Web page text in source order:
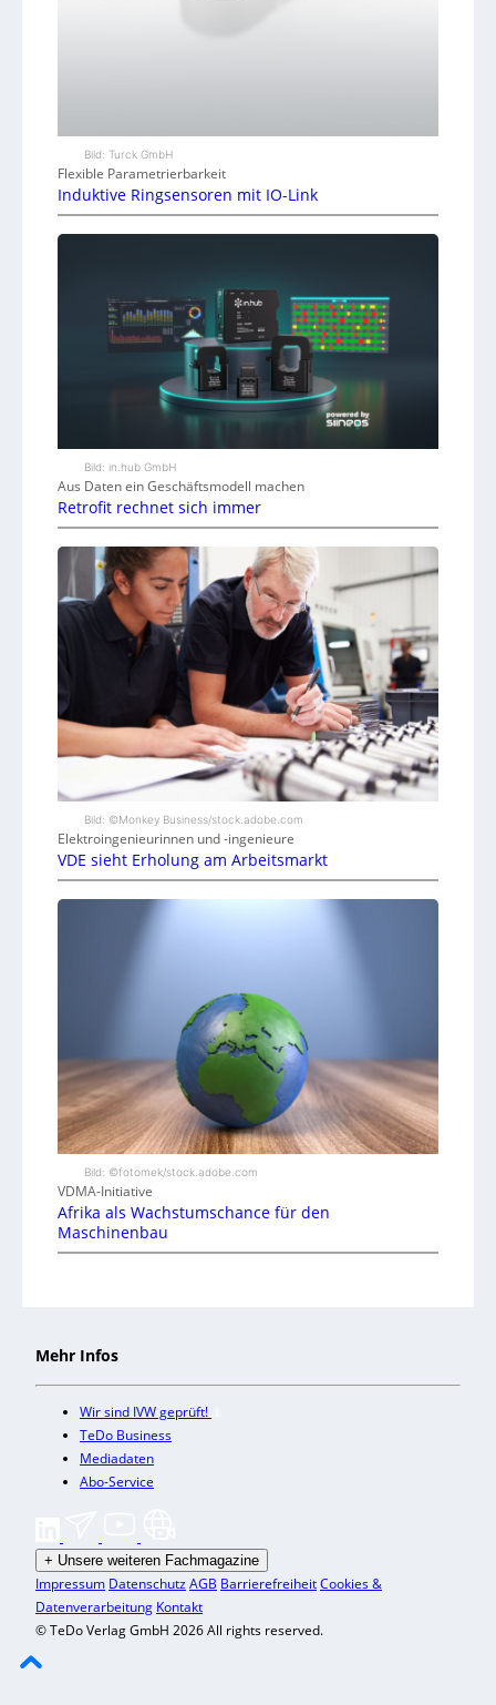
Bild: Turck GmbH
Flexible Parametrierbarkeit
Induktive Ringsensoren mit IO-Link
Bild: in.hub GmbH
Aus Daten ein Geschäftsmodell machen
Retrofit rechnet sich immer
Bild: ©Monkey Business/stock.adobe.com
Elektroingenieurinnen und -ingenieure
VDE sieht Erholung am Arbeitsmarkt
Bild: ©fotomek/stock.adobe.com
VDMA-Initiative
Afrika als Wachstumschance für den
Maschinenbau
Mehr Infos
Wir sind IVW geprüft!
TeDo Business
Mediadaten
Abo-Service
+ Unsere weiteren Fachmagazine
Impressum DatenschutzAGB BarrierefreiheitCookies &
Datenverarbeitung Kontakt
© TeDo Verlag GmbH 2026 All rights reserved.